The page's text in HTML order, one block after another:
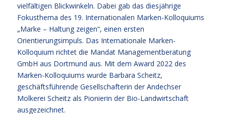
vielfältigen Blickwinkeln. Dabei gab das diesjährige
Fokusthema des 19. Internationalen Marken-Kolloquiums
„Marke – Haltung zeigen“, einen ersten
Orientierungsimpuls. Das Internationale Marken-
Kolloquium richtet die Mandat Managementberatung
GmbH aus Dortmund aus. Mit dem Award 2022 des
Marken-Kolloquiums wurde Barbara Scheitz,
geschäftsführende Gesellschafterin der Andechser
Molkerei Scheitz als Pionierin der Bio-Landwirtschaft
ausgezeichnet.